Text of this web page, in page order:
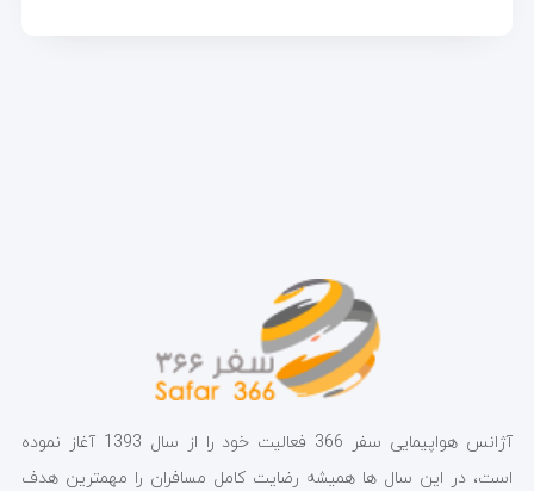
آژانس هواپیمایی سفر 366 فعالیت خود را از سال 1393 آغاز نموده
است، در این سال ها همیشه رضایت کامل مسافران را مهمترین هدف